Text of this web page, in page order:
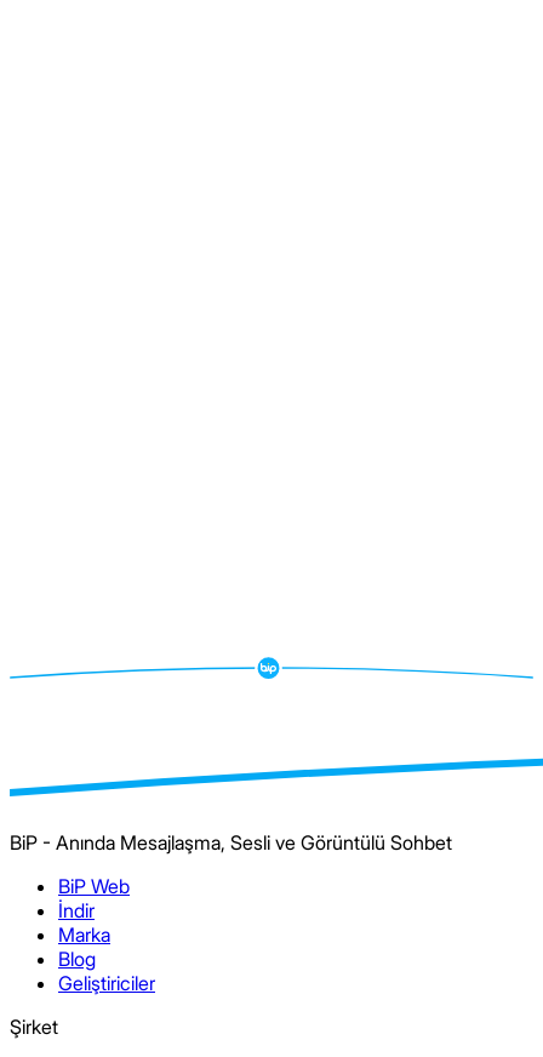
BiP - Anında Mesajlaşma, Sesli ve Görüntülü Sohbet
BiP Web
İndir
Marka
Blog
Geliştiriciler
Şirket